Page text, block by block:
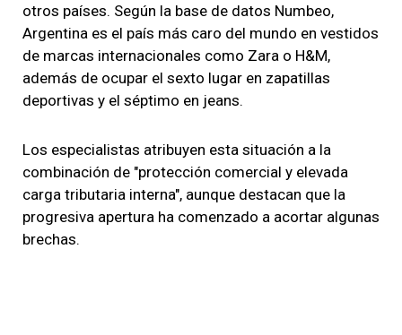
otros países. Según la base de datos Numbeo,
Argentina es el país más caro del mundo en vestidos
de marcas internacionales como Zara o H&M,
además de ocupar el sexto lugar en zapatillas
deportivas y el séptimo en jeans.
Los especialistas atribuyen esta situación a la
combinación de "protección comercial y elevada
carga tributaria interna", aunque destacan que la
progresiva apertura ha comenzado a acortar algunas
brechas.